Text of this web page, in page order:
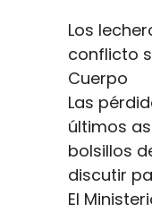
Los
conflicto
Cuerpo
Las
últimos
bolsillos
discutir
El